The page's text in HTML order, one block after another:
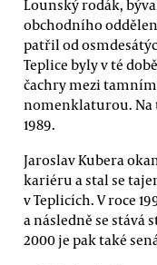
Lounský rodák,
obchodního
patřil od
Teplice byly v té
čachry mezi
nomenklaturou. Na
1989.
Jaroslav Kubera
kariéru a stal se
v Teplicích. V roce
a následně se stává
2000 je pak také